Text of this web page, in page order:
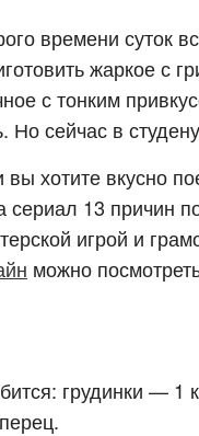
времени суток
жаркое с
с тонким
Но сейчас в
вы хотите вкусно
сериал 13 причин
игрой и
можно
грудинки — 1